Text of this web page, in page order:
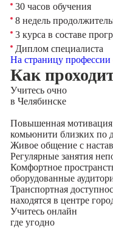
30 часов обучения
8 недель
3 курса в составе
Диплом специалиста
На страницу профессии
Как
Учитесь очно
в Челябинске
Повышенная мотивация
комьюнити близких по
Живое общение с
Регулярные занятия
Комфортное
оборудованные
Транспортная
находятся в центре
Учитесь онлайн
где угодно